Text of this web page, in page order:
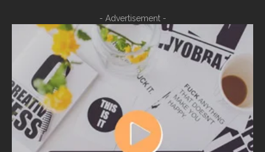
- Advertisement -